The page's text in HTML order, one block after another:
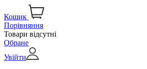
Кошик
Порівняння
Товари відсутні
Обране
Увійти